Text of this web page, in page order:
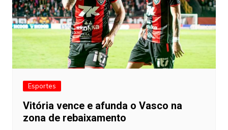
Esportes
Vitória vence e afunda o Vasco na
zona de rebaixamento